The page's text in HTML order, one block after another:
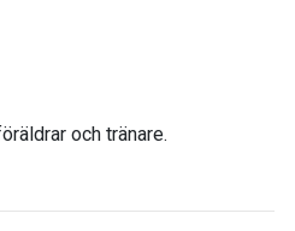
och tränare.